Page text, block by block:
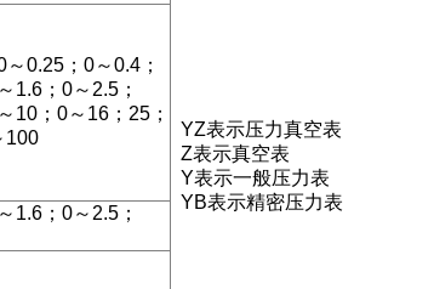
YZ表示压力真空表
Z表示真空表
Y表示一般压力表
YB表示精密压力表
0.25；0～0.4；
1.6；0～2.5；
10；0～16；25；
100
1.6；0～2.5；